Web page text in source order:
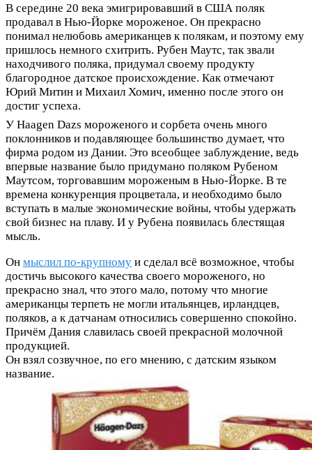
В середине 20 века эмигрировавший в США поляк
продавал в Нью-Йорке мороженое. Он прекрасно
понимал нелюбовь американцев к полякам, и поэтому ему
пришлось немного схитрить. Рубен Маутс, так звали
находчивого поляка, придумал своему продукту
благородное датское происхождение. Как отмечают
Юрий Митин и Михаил Хомич, именно после этого он
достиг успеха.
У Haagen Dazs мороженого и сорбета очень много
поклонников и подавляющее большинство думает, что
фирма родом из Дании. Это всеобщее заблуждение, ведь
впервые название было придумано поляком Рубеном
Маутсом, торговавшим мороженым в Нью-Йорке. В те
времена конкуренция процветала, и необходимо было
вступать в малые экономические войны, чтобы удержать
свой бизнес на плаву. И у Рубена появилась блестящая
мысль.
Он мыслил по-крупному и сделал всё возможное, чтобы
достичь высокого качества своего мороженого, но
прекрасно знал, что этого мало, потому что многие
американцы терпеть не могли итальянцев, ирландцев,
поляков, а к датчанам относились совершенно спокойно.
Причём Дания славилась своей прекрасной молочной
продукцией.
Он взял созвучное, по его мнению, с датским языком
название.